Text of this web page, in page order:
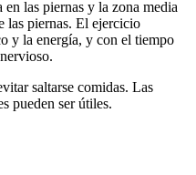
las piernas y la zona media
las piernas. El ejercicio
y la energía, y con el tiempo
saltarse comidas. Las
pueden ser útiles.